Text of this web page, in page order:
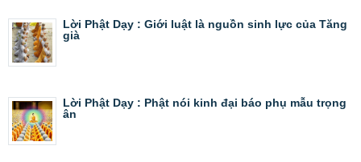
Lời Phật Dạy : Giới luật là nguồn sinh lực của Tăng
già
Lời Phật Dạy : Phật nói kinh đại báo phụ mẫu trọng
ân